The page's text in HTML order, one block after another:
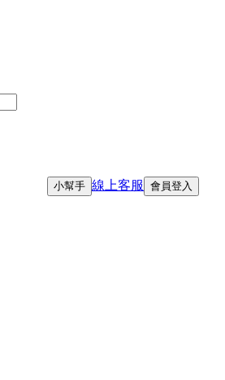
小幫手 線上客服 會員登入